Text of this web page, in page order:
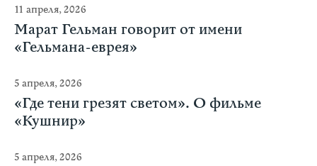
11 апреля, 2026
Марат Гельман говорит от имени
«Гельмана-еврея»
5 апреля, 2026
«Где тени грезят светом». О фильме
«Кушнир»
5 апреля, 2026